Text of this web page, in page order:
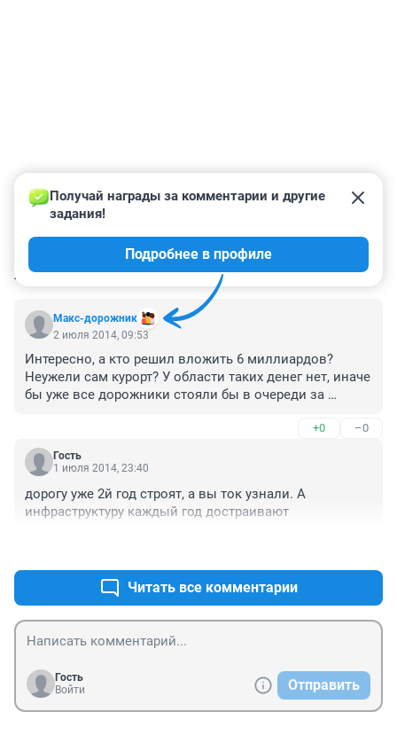
КОММЕНТАРИИ 2
Макс-дорожник
Получай награды за комментарии и другие
задания!
Подробнее в профиле
2 июля 2014, 09:53
Интересно, а кто решил вложить 6 миллиардов?
Неужели сам курорт? У области таких денег нет, иначе
бы уже все дорожники стояли бы в очереди за
+0 –0
Гость
1 июля 2014, 23:40
дорогу уже 2й год строят, а вы ток узнали. А
инфраструктуру каждый год достраивают
Читать все комментарии
Гость
Войти
Отправить